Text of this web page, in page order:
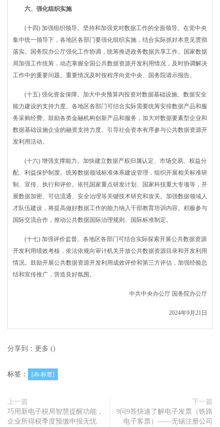
六、强化组织实施
(十四) 加强组织领导。坚持和加强党对数据工作的全面领导。在党中央
集中统一领导下，各地区各部门要强化组织实施，结合实际抓好本意见贯彻
落实。国务院办公厅强化工作协调，统筹推进政务数据共享工作。国家数据
局加强工作统筹，动态掌握全国公共数据资源开发利用情况，及时协调解决
工作中的重要问题。重要情况及时按程序向党中央、国务院请示报告。
(十五) 强化资金保障。加大中央预算内投资对数据基础设施、数据安全
能力建设的支持力度。各地区各部门可结合实际需要统筹安排数据产品和服
务采购经费。鼓励各类金融机构创新产品和服务，加大对数据要素型企业和
数据基础设施企业的融资支持力度。引导社会资本有序参与公共数据资源开
发利用活动。
(十六) 增强支撑能力。加快建立数据产权归属认定、市场交易、权益分
配、利益保护制度。统筹数据领域标准体系建设管理，组织开展相关标准研
制、宣传、执行和评价。依托国家重点研发计划、国家科技重大专项等，开
展数据加密、可信流通、安全治理等关键技术研究和攻关。加强数据领域人
才队伍建设，将提高做好数据工作的能力纳入干部教育培训内容。积极参与
国际交流合作，推动公共数据国际治理规则、国际标准制定。
(十七) 加强评价监督。各地区各部门可结合实际探索开展公共数据资源
开发利用绩效考核，依法依规向审计机关开放公共数据资源目录和开发利用
情况。鼓励开展公共数据资源开发利用成效评价和第三方评估，加强经验总
结和宣传推广，营造良好氛围。
中共中央办公厅 国务院办公厅
2024年9月21日
分享到： 更多 ()
标签： [db:标签]
上一篇
巧用新电子税局智慧提醒功能，
企业所得税季度预缴申报无忧
下一篇
9问9答快速了解电子发票（铁路
电子客票）——无锡注册公司